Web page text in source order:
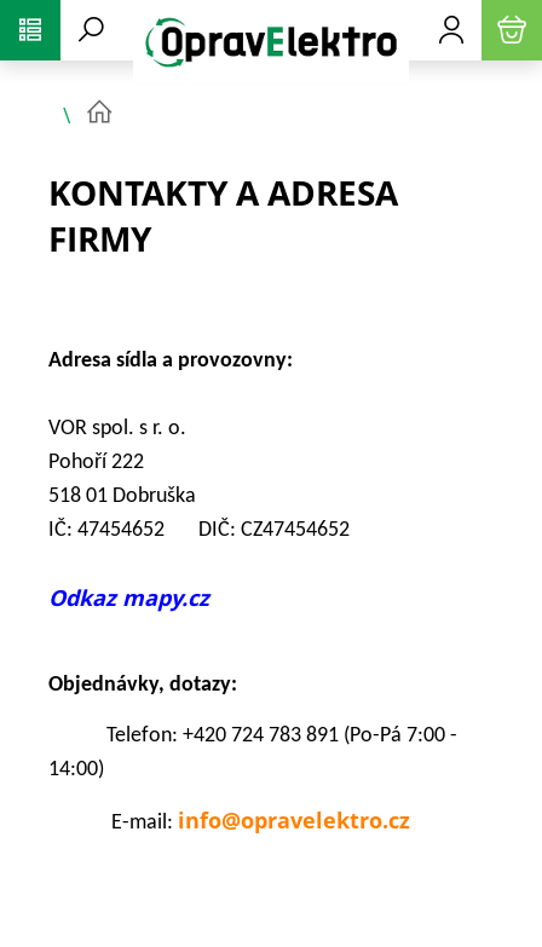
KONTAKTY A ADRESA
FIRMY
Adresa sídla a provozovny:
VOR spol. s r. o.
Pohoří 222
518 01 Dobruška
IČ: 47454652 DIČ: CZ47454652
Odkaz mapy.cz
Objednávky, dotazy:
Теlefon: +420 724 783 891 (Po-Pá 7:00 -
14:00)
E-mail: info@opravelektro.cz